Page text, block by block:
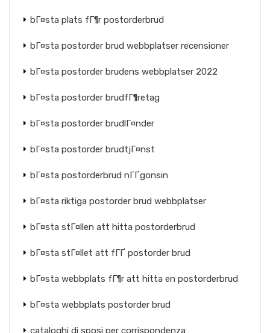
bГ¤sta plats fГ¶r postorderbrud
bГ¤sta postorder brud webbplatser recensioner
bГ¤sta postorder brudens webbplatser 2022
bГ¤sta postorder brudfГ¶retag
bГ¤sta postorder brudlГ¤nder
bГ¤sta postorder brudtjГ¤nst
bГ¤sta postorderbrud nГҐgonsin
bГ¤sta riktiga postorder brud webbplatser
bГ¤sta stГ¤llen att hitta postorderbrud
bГ¤sta stГ¤llet att fГҐ postorder brud
bГ¤sta webbplats fГ¶r att hitta en postorderbrud
bГ¤sta webbplats postorder brud
cataloghi di sposi per corrispondenza